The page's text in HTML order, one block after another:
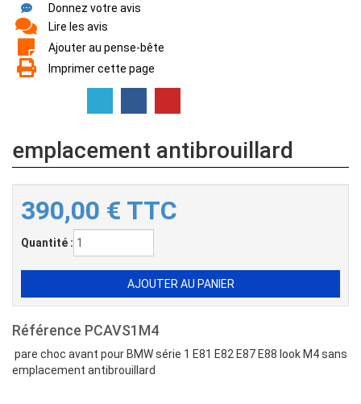
Donnez votre avis
Lire les avis
Ajouter au pense-bête
Imprimer cette page
emplacement antibrouillard
390,00 € TTC
Quantité :
Référence PCAVS1M4
pare choc avant pour BMW série 1 E81 E82 E87 E88 look M4 sans
emplacement antibrouillard